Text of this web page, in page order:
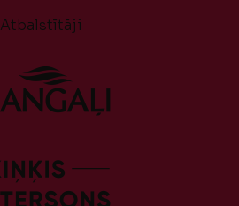
Atbalstītāji